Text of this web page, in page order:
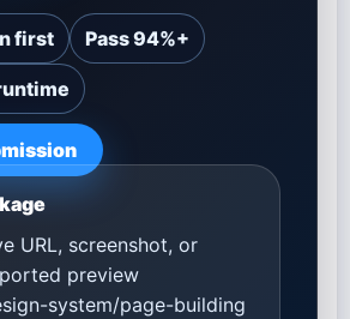
first Pass 94%+
URL, screenshot, or
preview
system/page-building